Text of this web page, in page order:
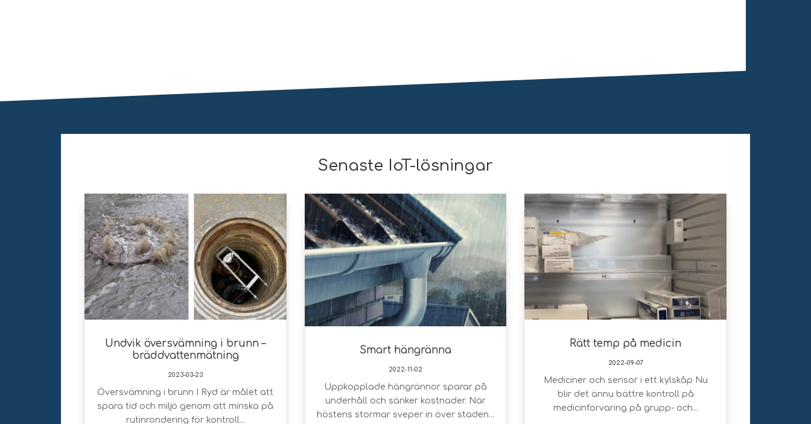
Senaste IoT-lösningar
Undvik översvämning i brunn –
bräddvattenmätning
2023-03-23
Översvämning i brunn I Ryd är målet att
spara tid och miljö genom att minska på
rutinrondering för kontroll...
Smart hängränna
2022-11-02
Uppkopplade hängrännor sparar på
underhåll och sänker kostnader. När
höstens stormar sveper in över staden...
Rätt temp på medicin
2022-09-07
Mediciner och sensor i ett kylskåp Nu
blir det ännu bättre kontroll på
medicinförvaring på grupp- och...